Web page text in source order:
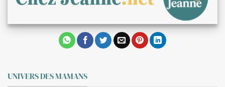
UNIVERS DES MAMANS